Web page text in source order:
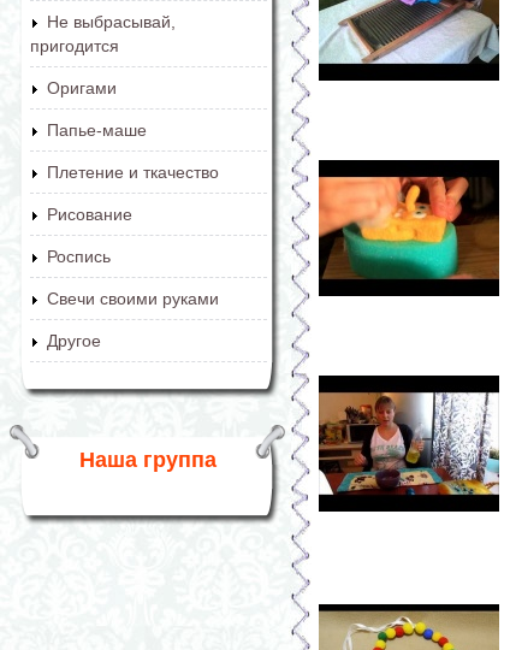
Не выбрасывай,
пригодится
Оригами
Папье-маше
Плетение и ткачество
Рисование
Роспись
Свечи своими руками
Другое
Наша группа